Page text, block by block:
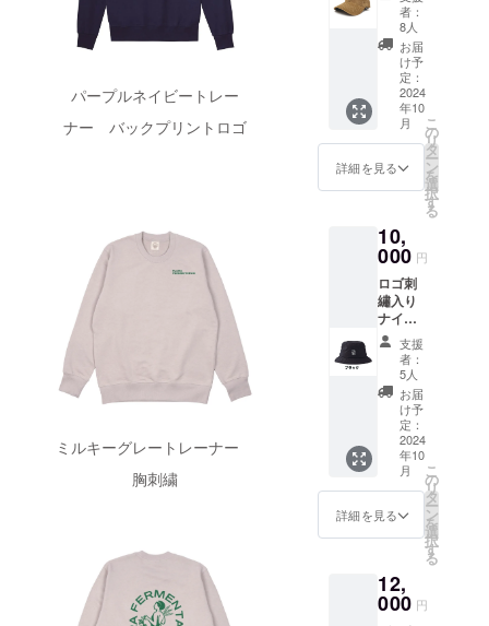
パープルネイビートレー
ナー バックプリントロゴ
ミルキーグレートレーナー
胸刺繍
Mサイ
ズ
(a)69/(b
)52/(c)4
6/(d)20
Lサイズ
(a)73/(b
)55/(c)5
XLサイ
ズ
)58/(c)5
4/(d)24
びくだ
さい。
ブラウ
ン・ラ
イトグ
リー
ン・ネ
イビー
ド 1年
熟成黒
ビー
ル）
【瓶
ビー
ル】
750ml×
(2025年
12月頃)
※１ 写
インバ
レルで
す。
バーボ
ンバレ
ルは
2024年
9月以降
入荷予
定。 ※
２ 木
樽熟成
ビール
は外部
環境か
響を大
きく受
ビール
の状態
には、
近江の
仲間と
して滋
賀県限
定ビー
ルをお
送りさ
せてい
ただき
礼の
メッ
セージ
カー
ド
(2024年
10月頃)
・ス
テッ
カー
(2024年
10月頃)
商品サ
イズ：
5cm×5
ゴ入り
保冷缶
個
(2024年
10月頃)
イ
キャッ
プ これ
からの
秋冬に
ぴった
り。落
ち着い
た色の
コー
デュロ
イ
プを製
作しま
した。
両カ
ラーと
もバッ
クに
ホップ
の刺繍
が施さ
れてい
ます。
＜内容
＞ ・お
礼の
メッ
セージ
10月頃
・ロゴ
刺繍入
者：
8人
お届
け予
定：
2024
年10
月
詳細を見る
こ
の
リ
タ
ー
ン
を
選
択
す
る
10,
000 円
ロゴ刺
繡入り
ナイロ
ンバ
ケット
ハット
オール
シーズ
ン、ア
ウトド
アから
普段使
いまで
使える
ナイロ
ンバ
ハット
を製作
しまし
支援
者：
5人
お届
け予
定：
2024
年10
月
詳細を見る
こ
の
リ
タ
ー
ン
を
選
択
す
る
12,
000 円